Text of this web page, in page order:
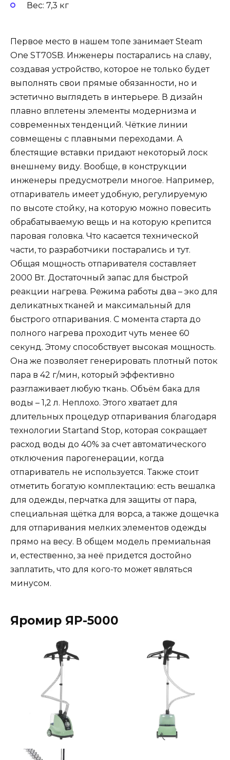
Вес: 7,3 кг
Первое место в нашем топе занимает Steam
One ST70SB. Инженеры постарались на славу,
создавая устройство, которое не только будет
выполнять свои прямые обязанности, но и
эстетично выглядеть в интерьере. В дизайн
плавно вплетены элементы модернизма и
современных тенденций. Чёткие линии
совмещены с плавными переходами. А
блестящие вставки придают некоторый лоск
внешнему виду. Вообще, в конструкции
инженеры предусмотрели многое. Например,
отпариватель имеет удобную, регулируемую
по высоте стойку, на которую можно повесить
обрабатываемую вещь и на которую крепится
паровая головка. Что касается технической
части, то разработчики постарались и тут.
Общая мощность отпаривателя составляет
2000 Вт. Достаточный запас для быстрой
реакции нагрева. Режима работы два – эко для
деликатных тканей и максимальный для
быстрого отпаривания. С момента старта до
полного нагрева проходит чуть менее 60
секунд. Этому способствует высокая мощность.
Она же позволяет генерировать плотный поток
пара в 42 г/мин, который эффективно
разглаживает любую ткань. Объём бака для
воды – 1,2 л. Неплохо. Этого хватает для
длительных процедур отпаривания благодаря
технологии Startand Stop, которая сокращает
расход воды до 40% за счет автоматического
отключения парогенерации, когда
отпариватель не используется. Также стоит
отметить богатую комплектацию: есть вешалка
для одежды, перчатка для защиты от пара,
специальная щётка для ворса, а также дощечка
для отпаривания мелких элементов одежды
прямо на весу. В общем модель премиальная
и, естественно, за неё придется достойно
заплатить, что для кого-то может являться
минусом.
Яромир ЯР-5000